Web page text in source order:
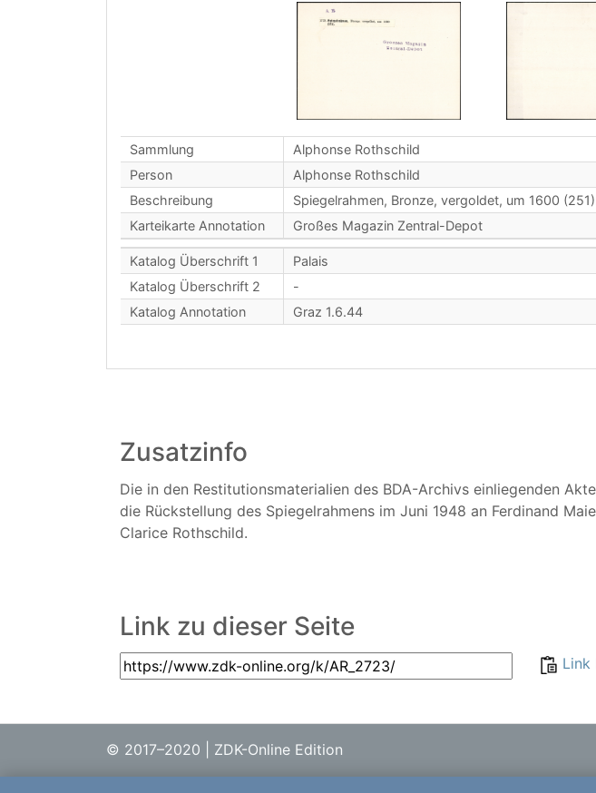
Sammlung
Alphonse Rothschild
Person
Alphonse Rothschild
Beschreibung
Spiegelrahmen, Bronze, vergoldet, um 1600
Karteikarte Annotation
Großes Magazin Zentral-Depot
Katalog Überschrift 1
Palais
Katalog Überschrift 2
-
Katalog Annotation
Graz 1.6.44
Zusatzinfo
Die in den Restitutionsmaterialien des BDA-Archivs einliegenden
die Rückstellung des Spiegelrahmens im Juni 1948 an Ferdinand
Clarice Rothschild.
Link zu dieser Seite
Link
© 2017–2020 | ZDK-Online Edition